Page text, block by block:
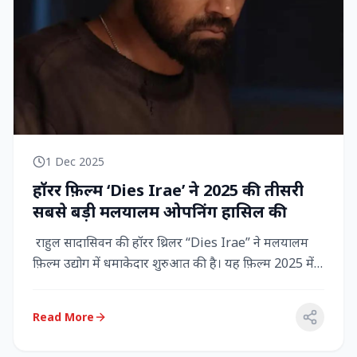
1 Dec 2025
हॉरर फ़िल्म ‘Dies Irae’ ने 2025 की तीसरी
सबसे बड़ी मलयालम ओपनिंग हासिल की
राहुल सादासिवन की हॉरर थ्रिलर “Dies Irae” ने मलयालम
फ़िल्म उद्योग में धमाकेदार शुरुआत की है। यह फ़िल्म 2025 में
Read More